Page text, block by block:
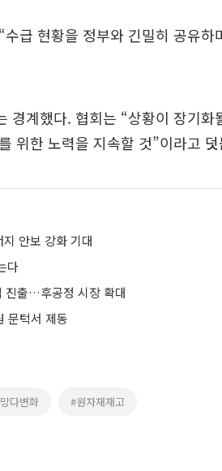
급 현황을 정부와 긴밀히 공유하
경계했다. 협회는 “상황이 장기화
위한 노력을 지속할 것”이라고
안보 강화 기대
다
진출…후공정 시장 확대
문턱서 제동
다변화 #원자재재고